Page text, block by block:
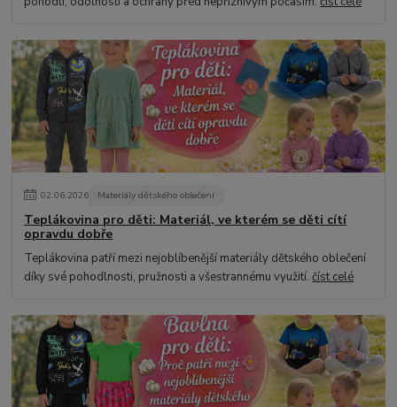
02.06.2026 Materiály dětského oblečení
Teplákovina pro děti: Materiál, ve kterém se děti cítí
opravdu dobře
Teplákovina patří mezi nejoblíbenější materiály dětského oblečení
díky své pohodlnosti, pružnosti a všestrannému využití.číst celé